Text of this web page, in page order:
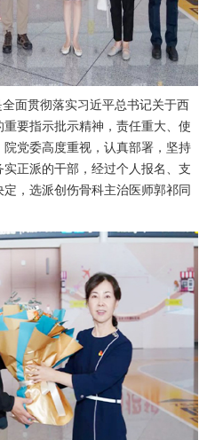
面贯彻落实习近平总书记关于西
要指示批示精神，责任重大、使
党委高度重视，认真部署，坚持
正派的干部，经过个人报名、支
定，选派创伤骨科主治医师郭祁同